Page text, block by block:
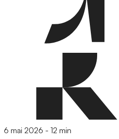
6 mai 2026 - 12 min